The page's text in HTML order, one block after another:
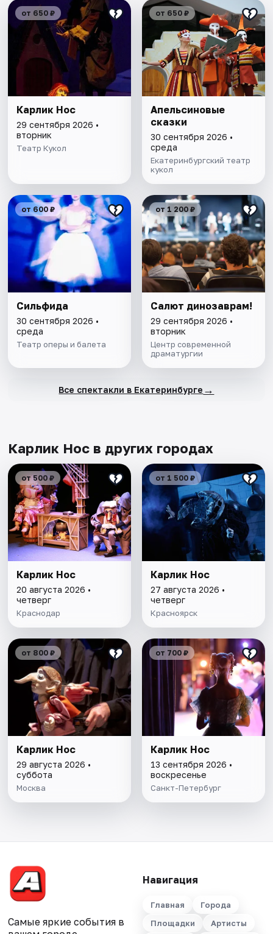
от 650 ₽
Карлик Нос
29 сентября 2026 •
вторник
Театр Кукол
от 650 ₽
Апельсиновые
сказки
30 сентября 2026 •
среда
Екатеринбургский театр
кукол
от 600 ₽
Сильфида
30 сентября 2026 •
среда
Театр оперы и балета
от 1 200 ₽
Салют динозаврам!
29 сентября 2026 •
вторник
Центр современной
драматургии
Все спектакли в Екатеринбурге →
Карлик Нос в других городах
от 500 ₽
Карлик Нос
20 августа 2026 •
четверг
Краснодар
от 1 500 ₽
Карлик Нос
27 августа 2026 •
четверг
Красноярск
от 800 ₽
Карлик Нос
29 августа 2026 •
суббота
Москва
от 700 ₽
Карлик Нос
13 сентября 2026 •
воскресенье
Санкт-Петербург
Самые яркие события в
Навигация
Главная
Города
Площадки
Артисты